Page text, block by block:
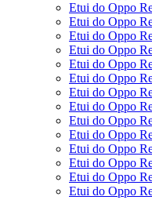
Etui do Oppo
Etui do Oppo
Etui do Oppo
Etui do Oppo
Etui do Oppo
Etui do Oppo
Etui do Oppo
Etui do Oppo
Etui do Oppo
Etui do Oppo
Etui do Oppo
Etui do Oppo
Etui do Oppo
Etui do Oppo